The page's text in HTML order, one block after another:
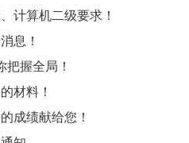
计算机二级要求！
息！
把握全局！
材料！
成绩献给您！